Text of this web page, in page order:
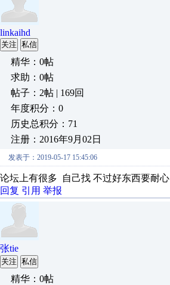
linkaihd
关注 私信
精华：0帖
求助：0帖
帖子：2帖 | 169回
年度积分：0
历史总积分：71
注册：2016年9月02日
发表于：2019-05-17 15:45:06
论坛上有很多 自己找 不过好东西要耐心
回复 引用 举报
张tie
关注 私信
精华：0帖